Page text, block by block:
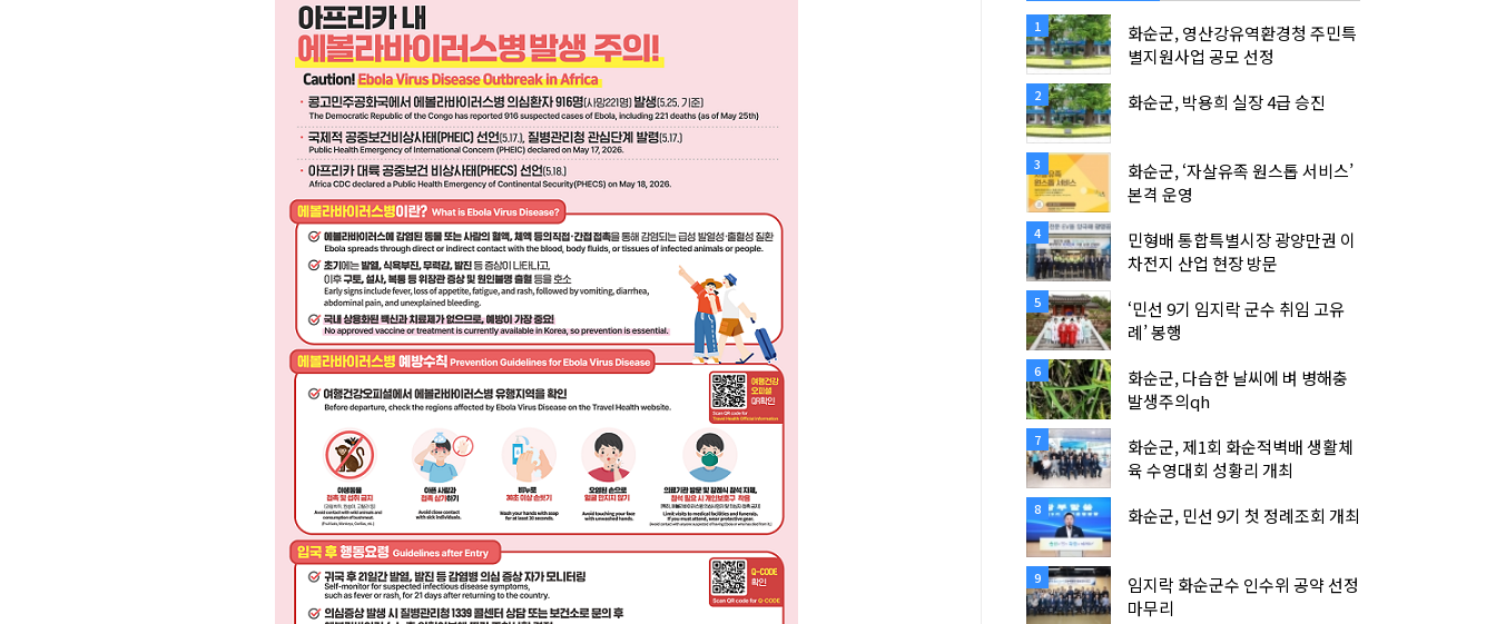
1
화순군, 영산강유역환경청 주민특
별지원사업 공모 선정
2 화순군, 박용희 실장 4급 승진
3
화순군, ‘자살유족 원스톱 서비스’
본격 운영
4
민형배 통합특별시장 광양만권 이
차전지 산업 현장 방문
5
‘민선 9기 임지락 군수 취임 고유
례’ 봉행
6
화순군, 다습한 날씨에 벼 병해충
발생주의qh
7
화순군, 제1회 화순적벽배 생활체
육 수영대회 성황리 개최
8 화순군, 민선 9기 첫 정례조회 개최
9
임지락 화순군수 인수위 공약 선정
마무리